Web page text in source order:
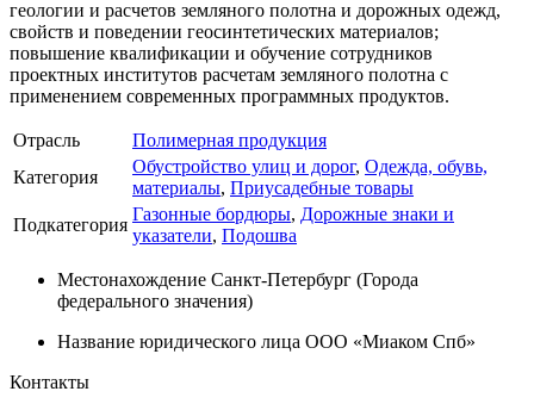
геологии и расчетов земляного полотна и дорожных одежд,
свойств и поведении геосинтетических материалов;
повышение квалификации и обучение сотрудников
проектных институтов расчетам земляного полотна с
применением современных программных продуктов.
Отрасль
Полимерная продукция
Категория
Обустройство улиц и дорог, Одежда, обувь,
материалы, Приусадебные товары
Подкатегория
Газонные бордюры, Дорожные знаки и
указатели, Подошва
Местонахождение Санкт-Петербург (Города
федерального значения)
Название юридического лица ООО «Миаком Спб»
Контакты